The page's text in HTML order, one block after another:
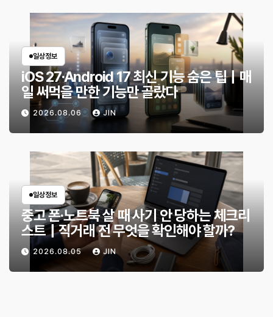
일상정보
iOS 27·Android 17 최신 기능 숨은 팁｜매
일 써먹을 만한 기능만 골랐다
2026.08.06 JIN
일상정보
중고 폰·노트북 살 때 사기 안 당하는 체크리
스트｜직거래 전 무엇을 확인해야 할까?
2026.08.05 JIN